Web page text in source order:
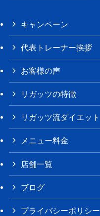
キャンペーン
代表トレーナー挨拶
お客様の声
リガッツの特徴
リガッツ流ダイエット
メニュー料金
店舗一覧
ブログ
プライバシーポリシー